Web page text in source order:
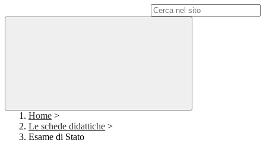
Home >
Le schede didattiche >
Esame di Stato